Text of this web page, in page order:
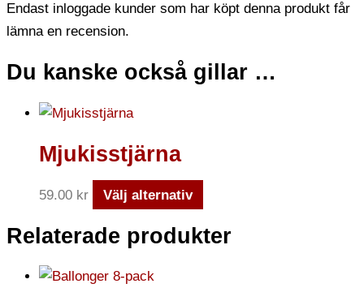
Endast inloggade kunder som har köpt denna produkt får
lämna en recension.
Du kanske också gillar …
Mjukisstjärna
59.00 kr Välj alternativ
Relaterade produkter